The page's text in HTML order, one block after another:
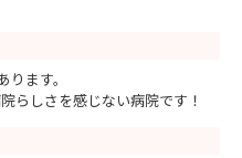
ます。
らしさを感じない病院です！